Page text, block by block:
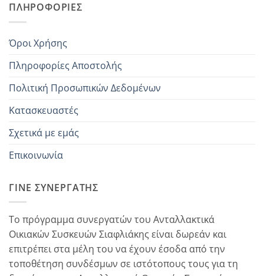
ΠΛΗΡΟΦΟΡΊΕΣ
Όροι Χρήσης
Πληροφορίες Αποστολής
Πολιτική Προσωπικών Δεδομένων
Κατασκευαστές
Σχετικά με εμάς
Επικοινωνία
ΓΊΝΕ ΣΥΝΕΡΓΆΤΗΣ
Το πρόγραμμα συνεργατών του Ανταλλακτικά
Οικιακών Συσκευών Σιαφλιάκης είναι δωρεάν και
επιτρέπει στα μέλη του να έχουν έσοδα από την
τοποθέτηση συνδέσμων σε ιστότοπους τους για τη